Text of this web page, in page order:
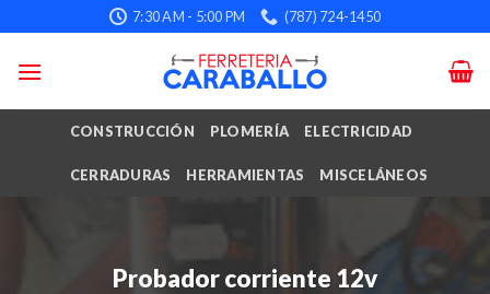
to
content
7:30 AM - 5:00 PM (787) 724-1450
CONSTRUCCIÓN PLOMERÍA ELECTRICIDAD
CERRADURAS HERRAMIENTAS MISCELÁNEOS
Probador corriente 12v